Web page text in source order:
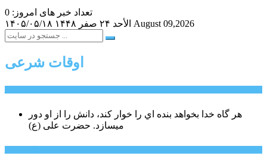
تعداد خبر های امروز: 0
۱۴۰۵/۰۵/۱۸
الأحد ۲۴ صفر ۱۴۴۸ August 09,2026
اوقات شرعی
هر گاه خدا بخواهد بنده اي را خوار كند، دانش را از او دور
میسازد. حضرت علی (ع)